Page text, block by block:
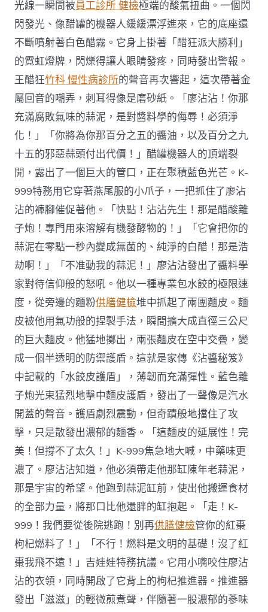
光線一瞬間被員工診所 健檢極端的酸氣扭曲。一個閃
閃發光、像醋罐的機器人緩緩漂浮進來，它的底座還
不斷噴射著白色醋霧。它身上掛著「醋狂派大勝利」
的霓虹燈牌，閃爍得讓人眼睛發疼，同時發出警報。
王醋狂竹科 慢性病診所的聲音再次響起，這次帶著金
屬回音的嘲弄，刺耳得像是磨砂紙。「廖沾沾！你那
充滿腐敗氣味的蒜泥，是對醬料學的侮辱！必須淨
化！」「你將為你那百分之五的醬油，以及百分之九
十五的邪惡蒜頭付出代價！」醋罐機器人的頂端裂
開，露出了一個巨大的管口，正在聚積藍色光芒。K-
999特務用它穿著燕尾服的小爪子，一把抓住了廖沾
沾的褲腳催促著他。「快點！沾沾先生！那是醋酸離
子炮！專門用來溶解有機發酵物的！」「它會把你的
蒜泥在零點一秒內變成無菌的、純淨的白醋！那是浩
劫啊！」「不准動我的蒜泥！」廖沾沾發出了醬料學
家對待信仰般的怒吼。他以一種專業包水餃的極限速
度，從旁邊的麵粉供膳健檢堆中抓起了兩團麵皮。麵
皮被他用氣功般的捏製手法，瞬間擴大成直徑三公尺
的巨大麵皮。他猛地擲出，兩張麵皮在空中交疊，變
成一個半透明的防禦護盾。這就是家傳《沾醬秘笈》
中記載的「水餃皮護盾」，薄韌而充滿彈性。藍色離
子炮光束猛烈地擊中麵皮護盾，發出了一聲像是汽水
開蓋的聲音。護盾劇烈震動，但奇蹟般地擋住了攻
擊，只是散發出濃郁的麵香。「這麵皮的延展性！完
美！但撐不了太久！」K-999焦急地大喊，中藥味更
濃了。廖沾沾知道，他必須帶走他那缸陳年老蒜泥，
那是宇宙的希望。他跑到蒜泥缸前，使出他搬運食材
的全部力量，將那口比他還胖的缸抱起。「走！K-
999！我們要從後院逃跑！別再供膳健檢管你的紅棗
枸杞燃料了！」「不行！燃料是文明的基礎！沒了紅
棗我飛不遠！」吉娃娃特務抗議。它用小嘴咬住廖沾
沾的衣領，同時開啟了它背上的枸杞推進器。推進器
發出「滋滋」的輕微煎煮聲，伴隨著一股濃郁的蔘味